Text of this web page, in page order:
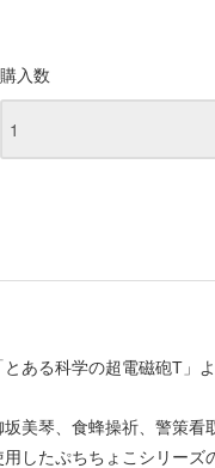
購入数
とある科学の超電磁砲T」
坂美琴、食蜂操祈、警策看
用したぷちちょこシリーズ